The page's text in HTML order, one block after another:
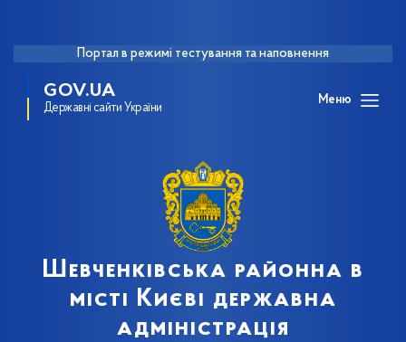
Портал в режимі тестування та наповнення
GOV.UA
Державні сайти України
Меню
Шевченківська районна в
місті Києві державна
адміністрація